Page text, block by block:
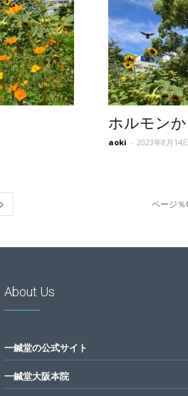
ホルモン
aoki - 2023年8月14日
ページ％
About Us
一鍼堂の公式サイト
一鍼堂大阪本院